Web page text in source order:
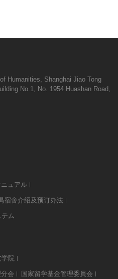
Humanities, Shanghai Jiao Tong
No.1, No. 1954 Huashan Road,
ニュアル
宿舍介绍及预订办法
ム
学院
会 国家留学基金管理委員会